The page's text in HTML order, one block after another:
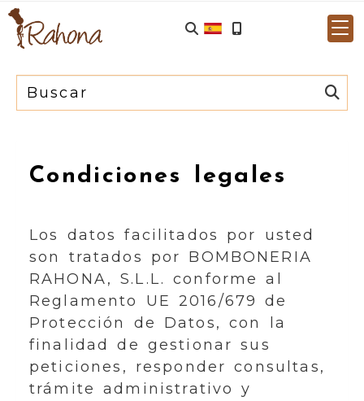
Condiciones legales
Los datos facilitados por usted
son tratados por BOMBONERIA
RAHONA, S.L.L. conforme al
Reglamento UE 2016/679 de
Protección de Datos, con la
finalidad de gestionar sus
peticiones, responder consultas,
trámite administrativo y